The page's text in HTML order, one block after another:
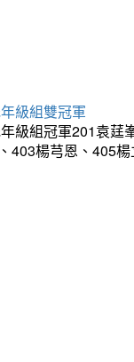
級組雙冠軍
級組冠軍201袁
楊芎恩、405